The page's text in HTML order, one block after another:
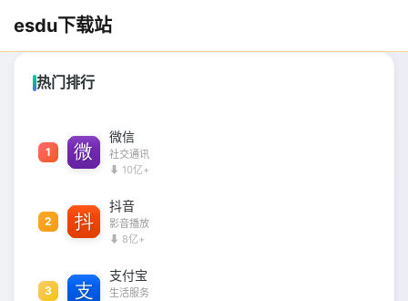
esdu下载站
热门排行
1
微信
社交通讯
⬇ 10亿+
2
抖音
影音播放
⬇ 8亿+
3
支付宝
生活服务